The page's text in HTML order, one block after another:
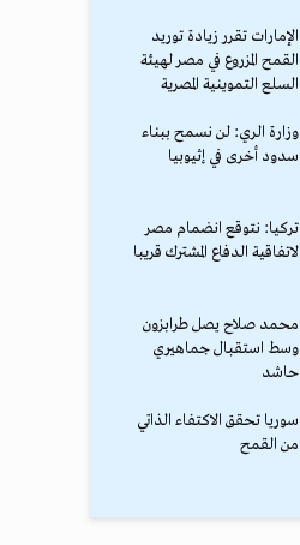
الإمارات تقرر زيادة توريد
القمح المزروع في مصر لهيئة
السلع التموينية المصرية
وزارة الري: لن نسمح ببناء
سدود أخرى في إثيوبيا
تركيا: نتوقع انضمام مصر
لاتفاقية الدفاع المشترك قريبا
محمد صلاح يصل طرابزون
وسط استقبال جماهيري
حاشد
سوريا تحقق الاكتفاء الذاتي
من القمح